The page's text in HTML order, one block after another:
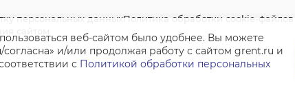
персональных данныхПолитика обработки cookie-файлов
сайтом
веб-сайтом было удобнее. Вы можете
и/или продолжая работу с сайтом grent.ru и
с Политикой обработки персональных